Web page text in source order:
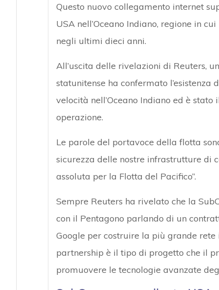
Questo nuovo collegamento internet
USA nell’Oceano Indiano, regione in
negli ultimi dieci anni.
All’uscita delle rivelazioni di Reuters,
statunitense ha confermato
velocità nell’Oceano Indiano ed è
operazione.
Le parole del portavoce della flotta
sicurezza delle nostre infrastrutture di
assoluta per la Flotta del Pacifico”.
Sempre Reuters ha rivelato che la
con il Pentagono parlando di un
Google per costruire la più grande
partnership è il tipo di progetto che il
promuovere le tecnologie avanzate